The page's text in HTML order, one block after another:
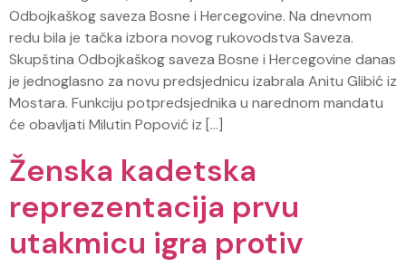
Odbojkaškog saveza Bosne i Hercegovine. Na dnevnom
redu bila je tačka izbora novog rukovodstva Saveza.
Skupština Odbojkaškog saveza Bosne i Hercegovine danas
je jednoglasno za novu predsjednicu izabrala Anitu Glibić iz
Mostara. Funkciju potpredsjednika u narednom mandatu
će obavljati Milutin Popović iz […]
Ženska kadetska
reprezentacija prvu
utakmicu igra protiv